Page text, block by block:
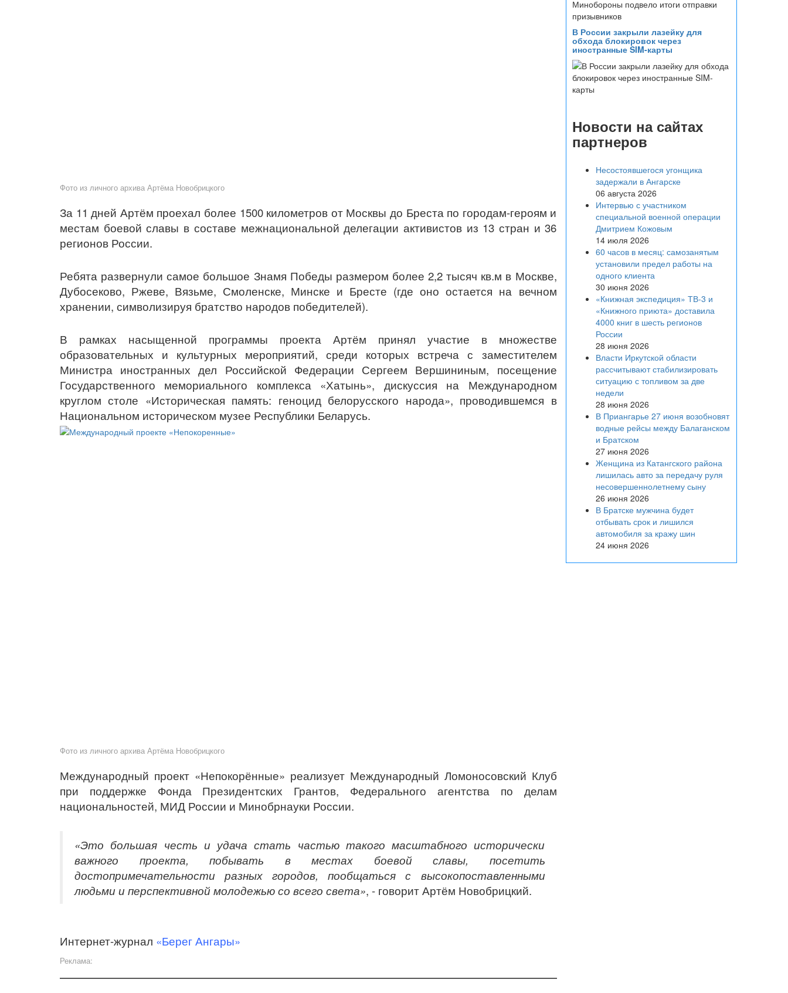
Фото из личного архива Артёма Новобрицкого
За 11 дней Артём проехал более 1500 километров от Москвы до Бреста по городам-героям и
местам боевой славы в составе межнациональной делегации активистов из 13 стран и 36
регионов России.
Ребята развернули самое большое Знамя Победы размером более 2,2 тысяч кв.м в Москве,
Дубосеково, Ржеве, Вязьме, Смоленске, Минске и Бресте (где оно остается на вечном
хранении, символизируя братство народов победителей).
В рамках насыщенной программы проекта Артём принял участие в множестве
образовательных и культурных мероприятий, среди которых встреча с заместителем
Министра иностранных дел Российской Федерации Сергеем Вершининым, посещение
Государственного мемориального комплекса «Хатынь», дискуссия на Международном
круглом столе «Историческая память: геноцид белорусского народа», проводившемся в
Национальном историческом музее Республики Беларусь.
Фото из личного архива Артёма Новобрицкого
Международный проект «Непокорённые» реализует Международный Ломоносовский Клуб
при поддержке Фонда Президентских Грантов, Федерального агентства по делам
национальностей, МИД России и Минобрнауки России.
«Это большая честь и удача стать частью такого масштабного исторически
важного проекта, побывать в местах боевой славы, посетить
достопримечательности разных городов, пообщаться с высокопоставленными
людьми и перспективной молодежью со всего света», - говорит Артём Новобрицкий.
Интернет-журнал «Берег Ангары»
Реклама:
В России закрыли лазейку для
обхода блокировок через
иностранные SIM-карты
Новости на сайтах
партнеров
Несостоявшегося угонщика
задержали в Ангарске
06 августа 2026
Интервью с участником
специальной военной операции
Дмитрием Кожовым
14 июля 2026
60 часов в месяц: самозанятым
установили предел работы на
одного клиента
30 июня 2026
«Книжная экспедиция» ТВ-3 и
«Книжного приюта» доставила
4000 книг в шесть регионов
России
28 июня 2026
Власти Иркутской области
рассчитывают стабилизировать
ситуацию с топливом за две
недели
28 июня 2026
В Приангарье 27 июня возобновят
водные рейсы между Балаганском
и Братском
27 июня 2026
Женщина из Катангского района
лишилась авто за передачу руля
несовершеннолетнему сыну
26 июня 2026
В Братске мужчина будет
отбывать срок и лишился
автомобиля за кражу шин
24 июня 2026